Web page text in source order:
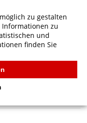
zu gestalten
zu
und
finden Sie